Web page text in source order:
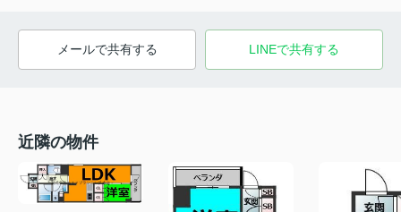
メールで共有する LINEで共有する
近隣の物件